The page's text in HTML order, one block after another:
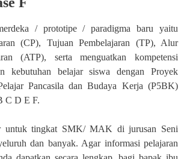
/ prototipe / paradigma baru yaitu
(CP), Tujuan Pembelajaran (TP), Alur
(ATP), serta menguatkan kompetensi
kebutuhan belajar siswa dengan Proyek
Pancasila dan Budaya Kerja (P5BK)
C D E F.
untuk tingkat SMK/ MAK di jurusan Seni
dan banyak. Agar informasi pelajaran